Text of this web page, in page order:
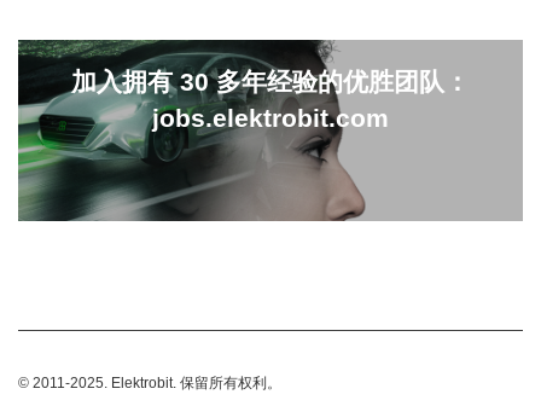
加入拥有 30 多年经验的优胜团队：
jobs.elektrobit.com
© 2011-2025. Elektrobit. 保留所有权利。